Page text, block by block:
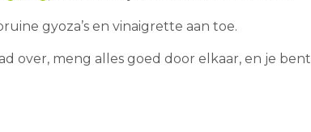
gyoza’s en vinaigrette aan toe.
over, meng alles goed door elkaar, en je